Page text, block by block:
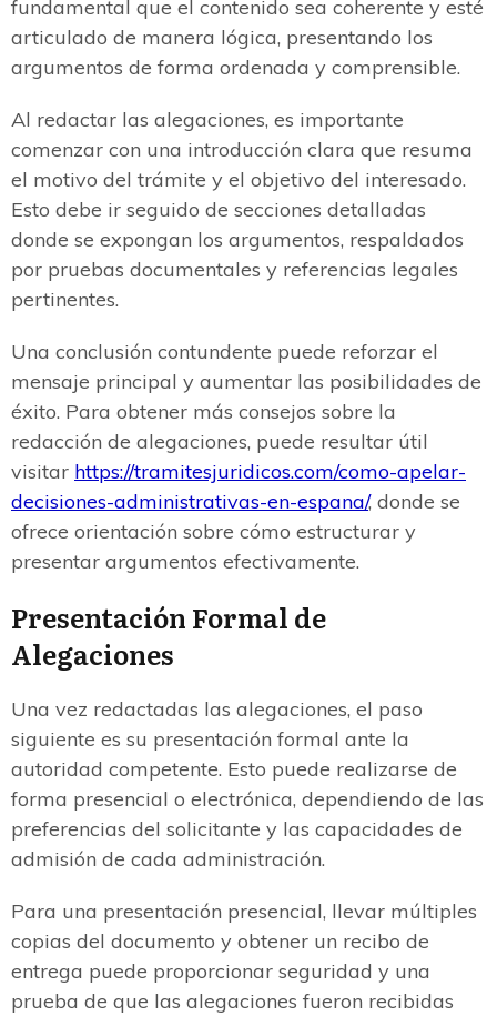
fundamental que el contenido sea coherente y esté
articulado de manera lógica, presentando los
argumentos de forma ordenada y comprensible.
Al redactar las alegaciones, es importante
comenzar con una introducción clara que resuma
el motivo del trámite y el objetivo del interesado.
Esto debe ir seguido de secciones detalladas
donde se expongan los argumentos, respaldados
por pruebas documentales y referencias legales
pertinentes.
Una conclusión contundente puede reforzar el
mensaje principal y aumentar las posibilidades de
éxito. Para obtener más consejos sobre la
redacción de alegaciones, puede resultar útil
visitar https://tramitesjuridicos.com/como-apelar-
decisiones-administrativas-en-espana/, donde se
ofrece orientación sobre cómo estructurar y
presentar argumentos efectivamente.
Presentación Formal de
Alegaciones
Una vez redactadas las alegaciones, el paso
siguiente es su presentación formal ante la
autoridad competente. Esto puede realizarse de
forma presencial o electrónica, dependiendo de las
preferencias del solicitante y las capacidades de
admisión de cada administración.
Para una presentación presencial, llevar múltiples
copias del documento y obtener un recibo de
entrega puede proporcionar seguridad y una
prueba de que las alegaciones fueron recibidas